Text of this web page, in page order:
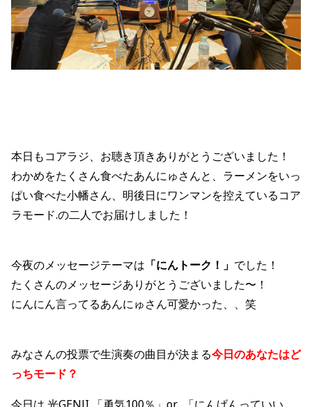
本日もコアラジ、お聴き頂きありがとうございました！
わかめをたくさん食べたあんにゅさんと、ラーメンをいっ
ぱい食べた小幡さん、明後日にワンマンを控えているコア
ラモード.の二人でお届けしました！
今夜のメッセージテーマは 「にんトーク！ 」 でした！
たくさんのメッセージありがとうございました〜！
にんにん言ってるあんにゅさん可愛かった、、笑
みなさんの投票で生演奏の曲目が決まる今日のあなたはど
っちモード？